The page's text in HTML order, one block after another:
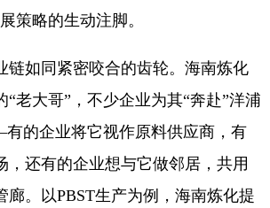
策略的生动注脚。
如同紧密咬合的齿轮。海南炼化
“老大哥”，不少企业为其“奔赴”洋浦
的企业将它视作原料供应商，有
，还有的企业想与它做邻居，共用
廊。以PBST生产为例，海南炼化提